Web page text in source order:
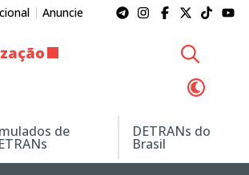
Anuncie
de DETRANs do
Brasil